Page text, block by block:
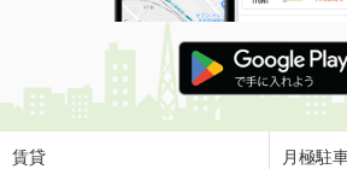
賃貸 月極駐